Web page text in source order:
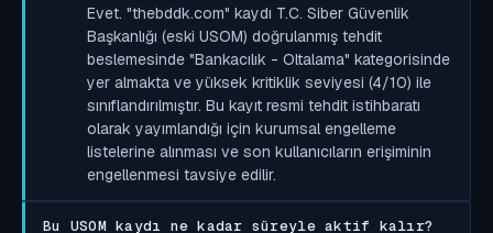
Evet. "thebddk.com" kaydı T.C. Siber Güvenlik
Başkanlığı (eski USOM) doğrulanmış tehdit
beslemesinde "Bankacılık - Oltalama" kategorisinde
yer almakta ve yüksek kritiklik seviyesi (4/10) ile
sınıflandırılmıştır. Bu kayıt resmi tehdit istihbaratı
olarak yayımlandığı için kurumsal engelleme
listelerine alınması ve son kullanıcıların erişiminin
engellenmesi tavsiye edilir.
Bu USOM kaydı ne kadar süreyle aktif kalır?